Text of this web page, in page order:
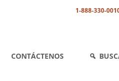
1-888-330-
CONTÁCTENOS